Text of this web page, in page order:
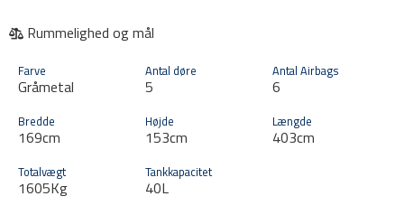
Rummelighed og mål
Farve
Gråmetal
Antal døre
5
Antal Airbags
6
Bredde
169cm
Højde
153cm
Længde
403cm
Totalvægt
1605Kg
Tankkapacitet
40L